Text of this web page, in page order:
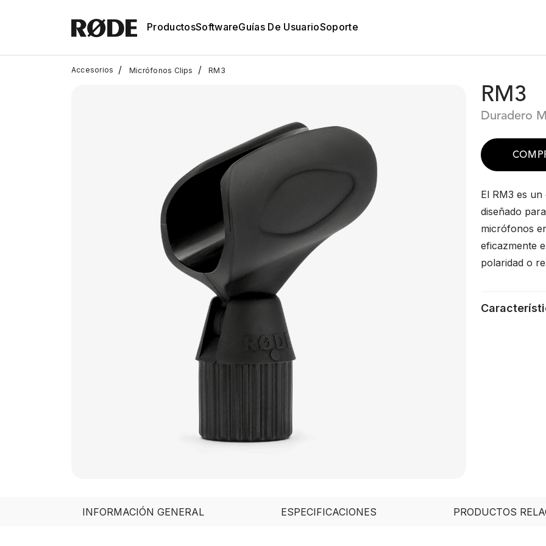
ProductosSoftwareGuías De UsuarioSoporte
Accesorios / Micrófonos Clips / RM3
RM3
Duradero
El RM3 es
diseñado
micrófonos
eficazmente
polaridad o
INFORMACIÓN GENERAL ESPECIFICACIONES PRODUCTOS